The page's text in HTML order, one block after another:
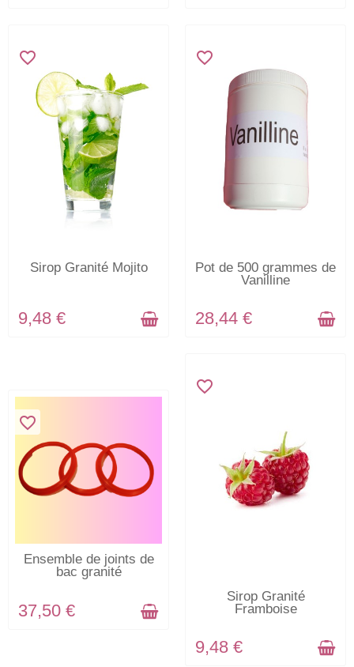
EN STOCK
favorite_border
Sirop Granité Mojito
9,48 €
EN STOCK
favorite_border
Pot de 500 grammes de
Vanilline
28,44 €
EN STOCK
favorite_border
Ensemble de joints de
bac granité
37,50 €
EN STOCK
favorite_border
Sirop Granité
Framboise
9,48 €